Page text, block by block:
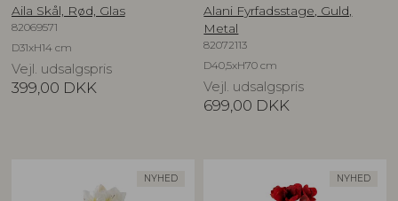
Aila Skål, Rød, Glas
82069571
D31xH14 cm
Vejl. udsalgspris
399,00 DKK
Alani Fyrfadsstage, Guld,
Metal
82072113
D40,5xH70 cm
Vejl. udsalgspris
699,00 DKK
NYHED NYHED